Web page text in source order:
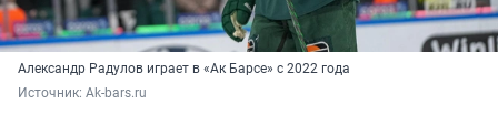
Александр Радулов играет в «Ак Барсе» с 2022 года
Источник: Ak-bars.ru